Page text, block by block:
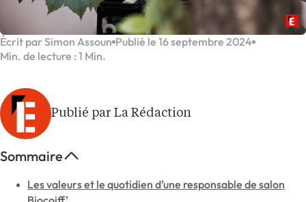
Écrit par Simon Assoun Publié le 16 septembre 2024
Min. de lecture : 1 Min.
Publié par La Rédaction
Sommaire
Les valeurs et le quotidien d’une responsable de salon